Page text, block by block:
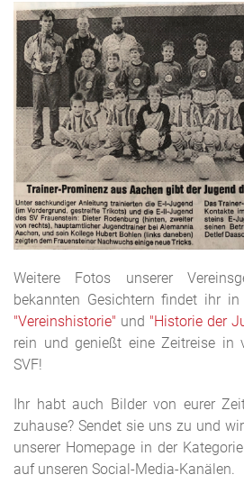
Weitere Fotos unserer
bekannten Gesichtern findet ihr in
"Vereinshistorie" und "Historie der
rein und genießt eine Zeitreise in
SVF!
Ihr habt auch Bilder von eurer
zuhause? Sendet sie uns zu und
unserer Homepage in der Kategorie
auf unseren Social-Media-Kanälen.